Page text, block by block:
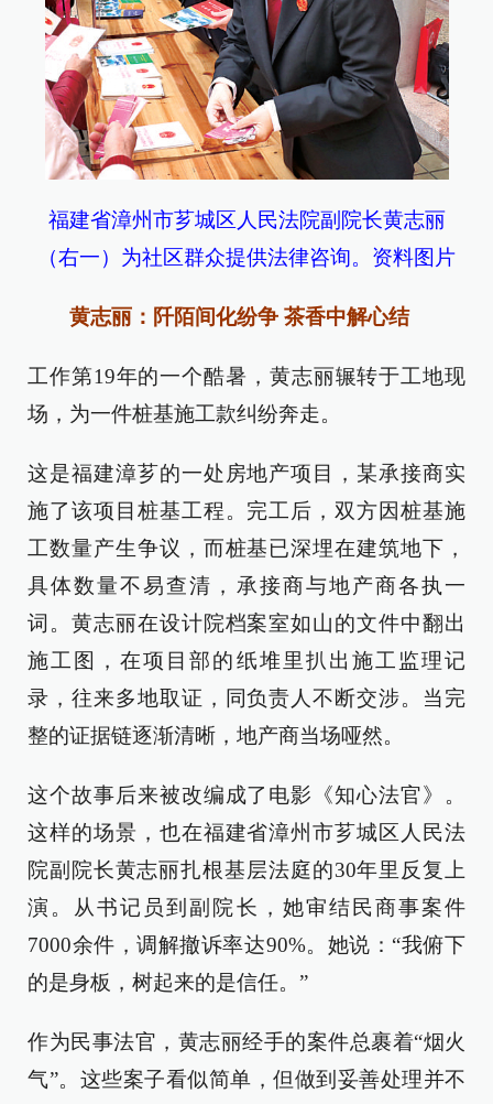
福建省漳州市芗城区人民法院副院长黄志丽
（右一）为社区群众提供法律咨询。资料图片
黄志丽：阡陌间化纷争 茶香中解心结
工作第19年的一个酷暑，黄志丽辗转于工地现
场，为一件桩基施工款纠纷奔走。
这是福建漳芗的一处房地产项目，某承接商实
施了该项目桩基工程。完工后，双方因桩基施
工数量产生争议，而桩基已深埋在建筑地下，
具体数量不易查清，承接商与地产商各执一
词。黄志丽在设计院档案室如山的文件中翻出
施工图，在项目部的纸堆里扒出施工监理记
录，往来多地取证，同负责人不断交涉。当完
整的证据链逐渐清晰，地产商当场哑然。
这个故事后来被改编成了电影《知心法官》。
这样的场景，也在福建省漳州市芗城区人民法
院副院长黄志丽扎根基层法庭的30年里反复上
演。从书记员到副院长，她审结民商事案件
7000余件，调解撤诉率达90%。她说：“我俯下
的是身板，树起来的是信任。”
作为民事法官，黄志丽经手的案件总裹着“烟火
气”。这些案子看似简单，但做到妥善处理并不